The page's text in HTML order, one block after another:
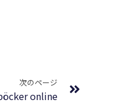
次のページ
online